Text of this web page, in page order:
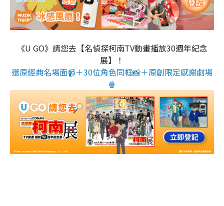
《U GO》請您去【名偵探柯南TV動畫播放30週年紀念
展】！
還原經典名場面📹＋30位角色同框📸＋原創限定感謝劇場
🍿